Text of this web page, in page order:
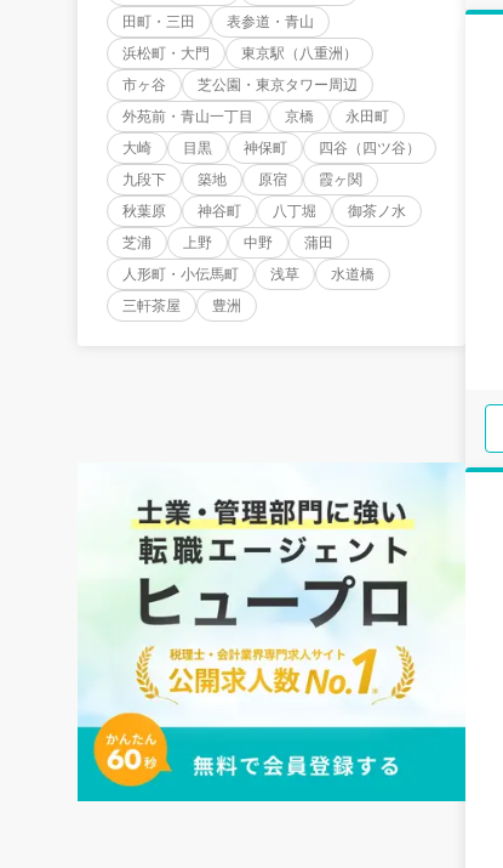
田町・三田
表参道・青山
浜松町・大門
東京駅（八重洲）
市ヶ谷
芝公園・東京タワー周辺
外苑前・青山一丁目
京橋
永田町
大崎
目黒 神保町
四谷（四ツ谷）
九段下
築地 原宿
霞ヶ関
秋葉原
神谷町 八丁堀
御茶ノ水
芝浦
上野 中野
蒲田
人形町・小伝馬町
浅草
水道橋
三軒茶屋
豊洲